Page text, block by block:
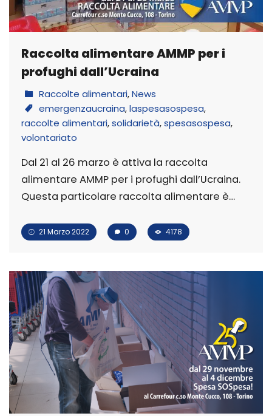
Raccolta alimentare AMMP per i
profughi dall’Ucraina
Raccolte alimentari,News
emergenzaucraina,laspesasospesa,
raccolte alimentari,solidarietà,spesasospesa,
volontariato
Dal 21 al 26 marzo è attiva la raccolta
alimentare AMMP per i profughi dall’Ucraina.
Questa particolare raccolta alimentare è…
21 Marzo 2022 0 4178